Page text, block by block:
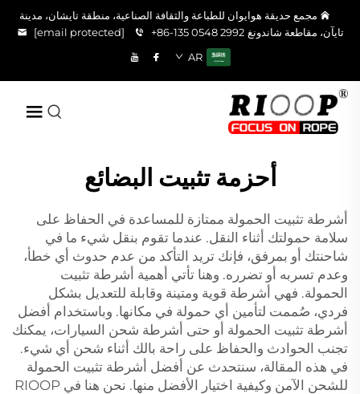
مجمع حديقة هوايوان للطباعة والثقافة الصناعية، منطقة تايشان، مدينة
تايآن، مقاطعة شاندونغ +86-135 0548 2992
[email protected]
AR
أحزمة تثبيت البضائع
أشرطة تثبيت الحمولة ممتازة للمساعدة في الحفاظ على
سلامة حمولتك أثناء النقل. عندما تقوم بنقل شيء ما في
شاحنتك أو بمرفق، فإنك تريد التأكد من عدم حدوث أي خطأ،
وعدم تسربه أو تضرره. وهنا تأتي أهمية أشرطة تثبيت
الحمولة. فهي أشرطة قوية ومتينة وقابلة للتعديل بشكل
فردي، صُممت لتأمين أي حمولة في مكانها. وباستخدام أفضل
أشرطة تثبيت الحمولة أو حتى أشرطة شحن السيارات، يمكنك
تجنب الحوادث والحفاظ على راحة بالك أثناء شحن أي شيء.
في هذه المقالة، سنتحدث عن أفضل أشرطة تثبيت الحمولة
للشحن الآمن وكيفية اختيار الأفضل منها. نحن هنا في RIOOP